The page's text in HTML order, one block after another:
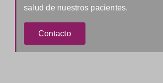
salud de nuestros pacientes.
Contacto